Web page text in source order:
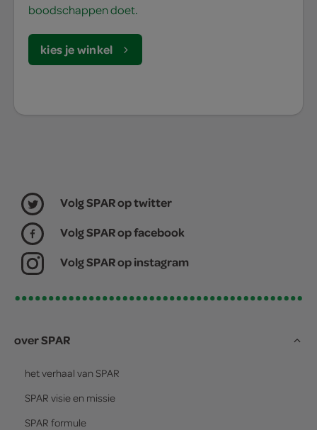
boodschappen doet.
kies je winkel
Volg SPAR op twitter
Volg SPAR op facebook
Volg SPAR op instagram
over SPAR
het verhaal van SPAR
SPAR visie en missie
SPAR formule